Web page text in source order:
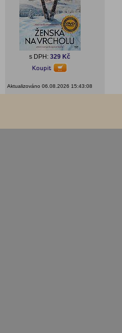
s DPH: 329 Kč
Aktualizováno 06.08.2026 15:43:08